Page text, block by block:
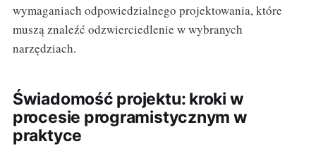
wymaganiach odpowiedzialnego projektowania, które
muszą znaleźć odzwierciedlenie w wybranych
narzędziach.
Świadomość projektu: kroki w
procesie programistycznym w
praktyce